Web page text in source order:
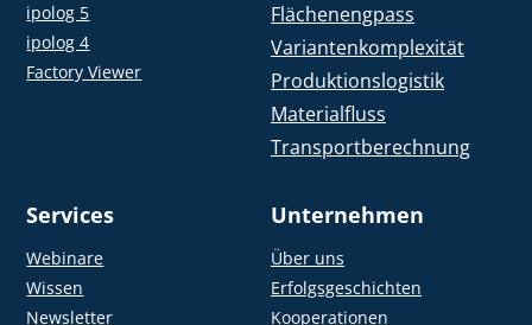
ipolog 5
ipolog 4
Factory Viewer
Flächenengpass
Variantenkomplexität
Produktionslogistik
Materialfluss
Transportberechnung
Services
Webinare
Wissen
Newsletter
Unternehmen
Über uns
Erfolgsgeschichten
Kooperationen